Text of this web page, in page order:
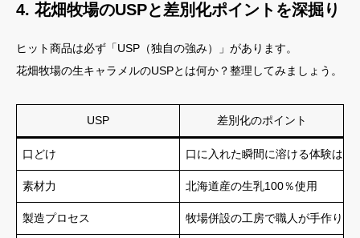
4. 花畑牧場のUSPと差別化ポイントを深掘り
ヒット商品は必ず「USP（独自の強み）」があります。
花畑牧場の生キャラメルのUSPとは何か？整理してみましょう。
USP 差別化のポイント
口どけ 口に入れた瞬間に溶ける体験は唯
素材力 北海道産の生乳100％使用
製造プロセス 牧場併設の工房で職人が手作り